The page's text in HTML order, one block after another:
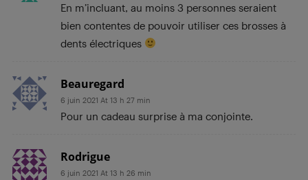
En m’incluant, au moins 3 personnes seraient
bien contentes de pouvoir utiliser ces brosses à
dents électriques
Beauregard
6 juin 2021 At 13 h 27 min
Pour un cadeau surprise à ma conjointe.
Rodrigue
6 juin 2021 At 13 h 26 min